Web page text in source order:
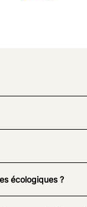
écologiques ?